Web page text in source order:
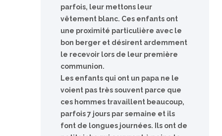
parfois, leur mettons leur
vêtement blanc. Ces enfants ont
une proximité particulière avec le
bon berger et désirent ardemment
le recevoir lors de leur première
communion.
Les enfants qui ont un papa ne le
voient pas très souvent parce que
ces hommes travaillent beaucoup,
parfois 7 jours par semaine et ils
font de longues journées. Ils ont de